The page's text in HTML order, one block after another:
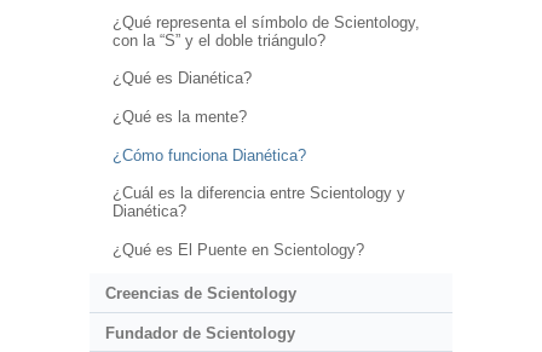
¿Qué representa el símbolo de Scientology,
con la “S” y el doble triángulo?
¿Qué es Dianética?
¿Qué es la mente?
¿Cómo funciona Dianética?
¿Cuál es la diferencia entre Scientology y
Dianética?
¿Qué es El Puente en Scientology?
Creencias de Scientology
Fundador de Scientology